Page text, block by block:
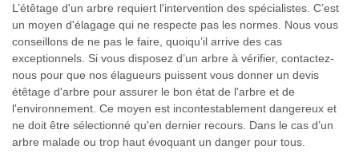
L’étêtage d'un arbre requiert l'intervention des spécialistes. C’est
un moyen d'élagage qui ne respecte pas les normes. Nous vous
conseillons de ne pas le faire, quoiqu’il arrive des cas
exceptionnels. Si vous disposez d’un arbre à vérifier, contactez-
nous pour que nos élagueurs puissent vous donner un devis
étêtage d'arbre pour assurer le bon état de l'arbre et de
l'environnement. Ce moyen est incontestablement dangereux et
ne doit être sélectionné qu'en dernier recours. Dans le cas d’un
arbre malade ou trop haut évoquant un danger pour tous.